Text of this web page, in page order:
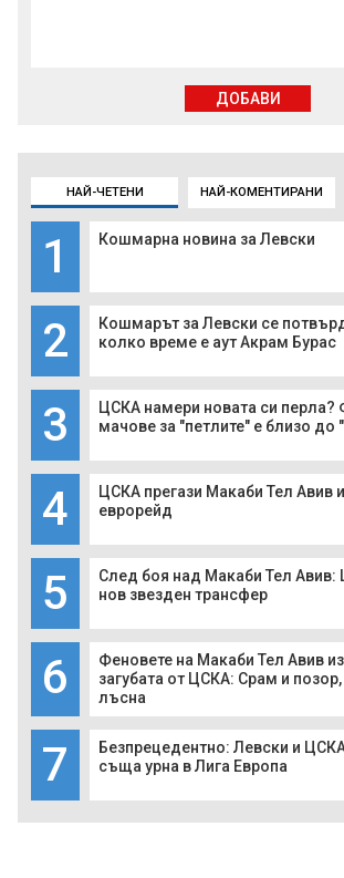
НАЙ-ЧЕТЕНИ НАЙ-КОМЕНТИРАНИ
1 Кошмарна новина за Левски
2
Кошмарът за Левски се
колко време е аут Акрам Бурас
3
ЦСКА намери новата си перла?
мачове за "петлите" е близо до
4
ЦСКА прегази Макаби Тел Авив
еврорейд
5
След боя над Макаби Тел Авив:
нов звезден трансфер
6
Феновете на Макаби Тел Авив
загубата от ЦСКА: Срам и позор,
лъсна
7
Безпрецедентно: Левски и
съща урна в Лига Европа
ДОБАВИ